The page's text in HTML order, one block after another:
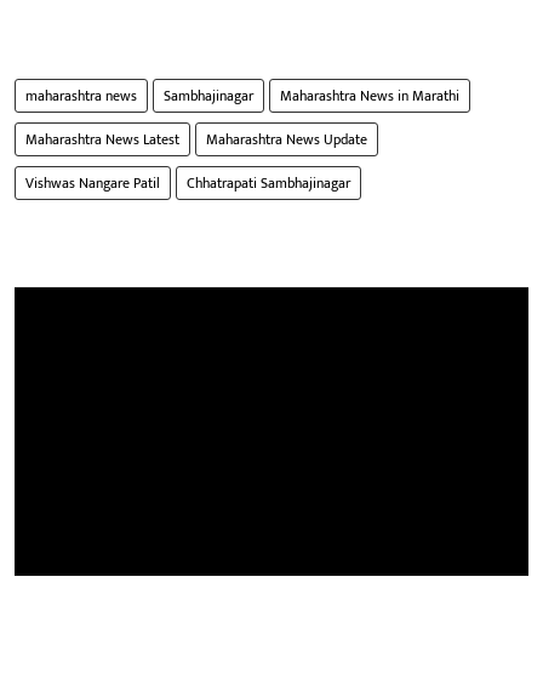
maharashtra news Sambhajinagar
Maharashtra News in Marathi
Maharashtra News Latest
Maharashtra News Update
Vishwas Nangare Patil
Chhatrapati Sambhajinagar